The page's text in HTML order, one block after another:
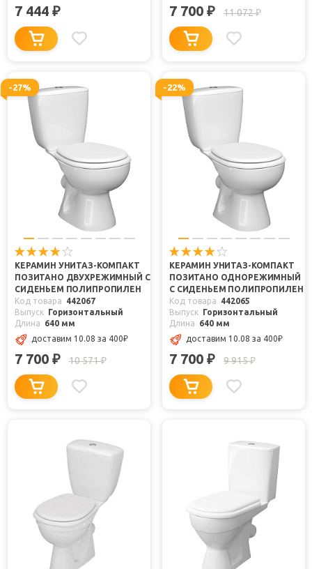
7 444 ₽ 7 700 ₽ 11 072₽
-27%
КЕРАМИН УНИТАЗ-КОМПАКТ
ПОЗИТАНО ДВУХРЕЖИМНЫЙ С
СИДЕНЬЕМ ПОЛИПРОПИЛЕН
Код товара
442067
Выпуск Горизонтальный
Длина
640 мм
доставим 10.08 за 400₽
7 700 ₽ 10 571₽
-22%
КЕРАМИН УНИТАЗ-КОМПАКТ
ПОЗИТАНО ОДНОРЕЖИМНЫЙ
С СИДЕНЬЕМ ПОЛИПРОПИЛЕН
Код товара
442065
Выпуск Горизонтальный
Длина
640 мм
доставим 10.08 за 400₽
7 700 ₽ 9 915₽